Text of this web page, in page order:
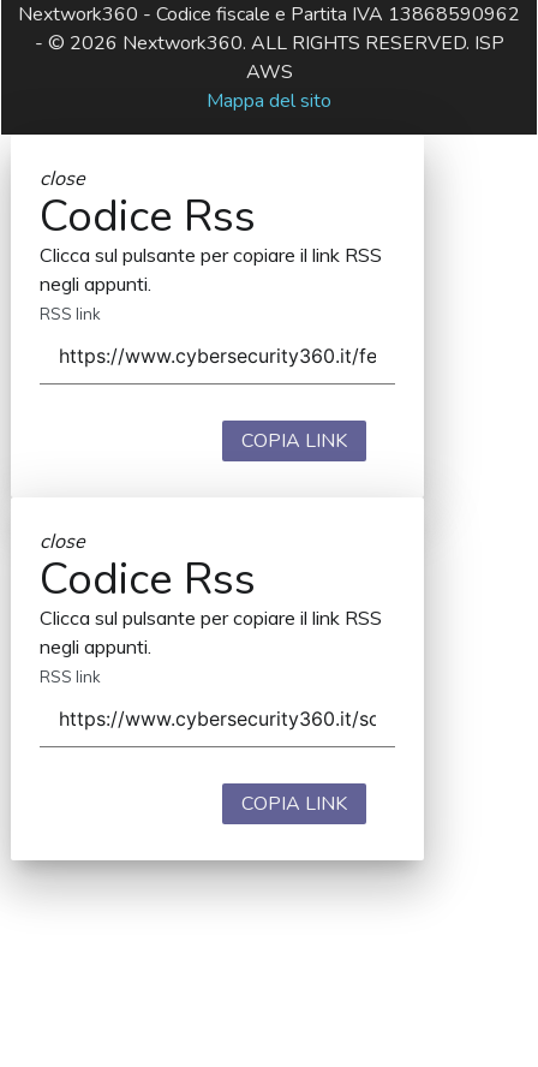
Nextwork360 - Codice fiscale e Partita IVA 13868590962
- © 2026 Nextwork360. ALL RIGHTS RESERVED. ISP
AWS
Mappa del sito
close
Codice Rss
Clicca sul pulsante per copiare il link RSS
negli appunti.
RSS link
COPIA LINK
close
Codice Rss
Clicca sul pulsante per copiare il link RSS
negli appunti.
RSS link
COPIA LINK